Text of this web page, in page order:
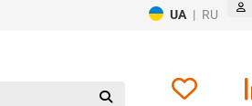
UA | RU